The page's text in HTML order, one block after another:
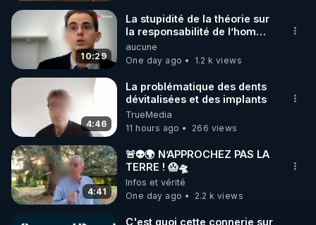
10:29
La stupidité de la théorie sur
la responsabilité de l’homme
concernant le dioxyde de
carbone.
aucune
One day ago
1.2 k views
4:46
La problématique des dents
dévitalisées et des implants
TrueMedia
11 hours ago
266 views
4:41
🚨👽🌍 N’APPROCHEZ PAS LA
TERRE ! 😱🛸
Infos et vérité
One day ago
2.2 k views
C'est quoi cette connerie sur